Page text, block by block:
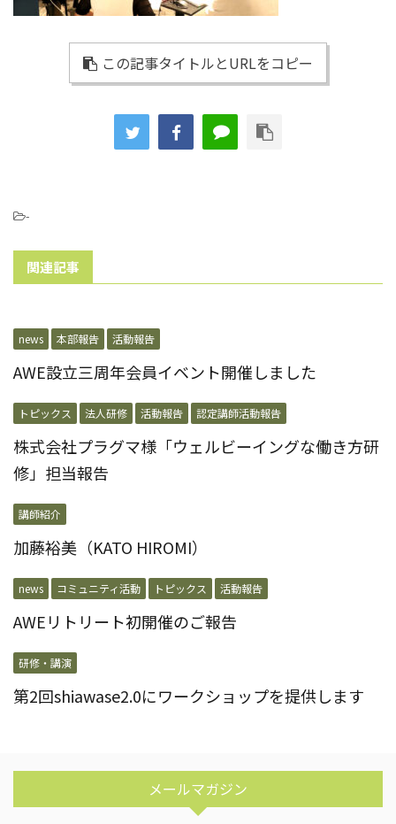
この記事タイトルとURLをコピー
-
関連記事
news 本部報告 活動報告
AWE設立三周年会員イベント開催しました
トピックス 法人研修 活動報告 認定講師活動報告
株式会社プラグマ様「ウェルビーイングな働き方研
修」担当報告
講師紹介
加藤裕美（KATO HIROMI）
news コミュニティ活動 トピックス 活動報告
AWEリトリート初開催のご報告
研修・講演
第2回shiawase2.0にワークショップを提供します
メールマガジン